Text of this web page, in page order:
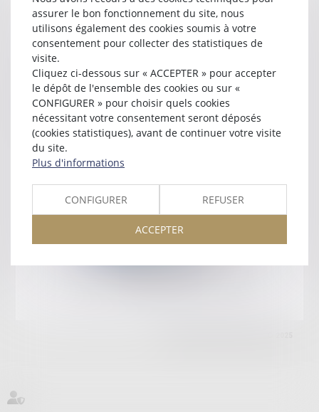
Jacques MALAVIALLE
ESPACE MADITERRANEE BAT C
RESIDENCE MEDITERRANEE GRAND ARC
66000 PERPIGNAN
Tél :04 68 34 60 89
Honoraires Plan du site
amicale AA -COvea
assurer le bon fonctionnement du site, nous
utilisons également des cookies soumis à votre
consentement pour collecter des statistiques de
visite.
Cliquez ci-dessous sur « ACCEPTER » pour accepter
le dépôt de l'ensemble des cookies ou sur «
CONFIGURER » pour choisir quels cookies
nécessitant votre consentement seront déposés
(cookies statistiques), avant de continuer votre visite
du site.
Plus d'informations
CONFIGURER REFUSER
ACCEPTER